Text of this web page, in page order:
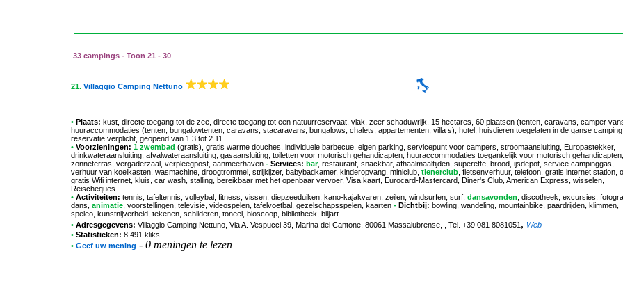
33 campings - Toon 21 - 30
21. Villaggio Camping Nettuno
• Plaats: kust, directe toegang tot de zee, directe toegang tot een natuurreservaat, vlak, zeer schaduwrijk, 15 hectares, 60 plaatsen (tenten, caravans, camper
huuraccommodaties (tenten, bungalowtenten, caravans, stacaravans, bungalows, chalets, appartementen, villa s), hotel, huisdieren toegelaten in de ganse camping,
reservatie verplicht, geopend van 1.3 tot 2.11
• Voorzieningen: 1 zwembad (gratis), gratis warme douches, individuele barbecue, eigen parking, servicepunt voor campers, stroomaansluiting, Europastekker,
drinkwateraansluiting, afvalwateraansluiting, gasaansluiting, toiletten voor motorisch gehandicapten, huuraccommodaties toegankelijk voor motorisch gehandicapten,
zonneterras, vergaderzaal, verpleegpost, aanmeerhaven - Services: bar, restaurant, snackbar, afhaalmaaltijden, superette, brood, ijsdepot, service campinggas,
verhuur van koelkasten, wasmachine, droogtrommel, strijkijzer, babybadkamer, kinderopvang, miniclub, tienerclub , fietsenverhuur, telefoon, gratis internet station,
gratis Wifi internet, kluis, car wash, stalling, bereikbaar met het openbaar vervoer, Visa kaart, Eurocard-Mastercard, Diner's Club, American Express, wisselen,
Reischeques
• Activiteiten: tennis, tafeltennis, volleybal, fitness, vissen, diepzeeduiken, kano-kajakvaren, zeilen, windsurfen, surf, dansavonden , discotheek, excursies,
dans, animatie , voorstellingen, televisie, videospelen, tafelvoetbal, gezelschapsspelen, kaarten - Dichtbij: bowling, wandeling, mountainbike, paardrijden, klimmen,
speleo, kunstnijverheid, tekenen, schilderen, toneel, bioscoop, bibliotheek, biljart
• Adresgegevens: Villaggio Camping Nettuno , Via A. Vespucci 39, Marina del Cantone, 80061 Massalubrense, , Tel. +39 081 8081051 , Web
• Statistieken: 8 491 kliks
• Geef uw mening - 0 meningen te lezen